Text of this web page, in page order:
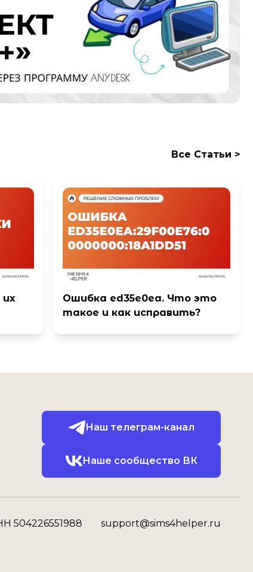
Все Cтатьи >
Ошибка ed35e0ea. Что это
такое и как исправить?
Наш телеграм-канал
Наше сообщество ВК
504226551988 support@sims4helper.ru